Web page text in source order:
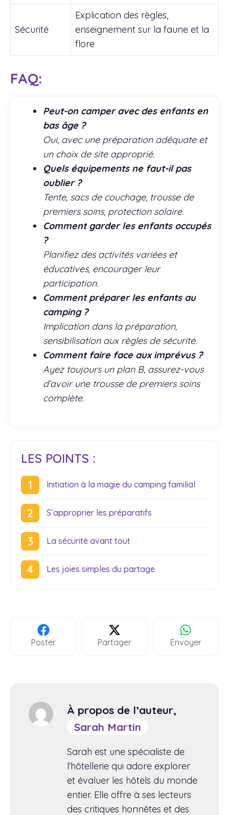
Sécurité
Explication des règles,
enseignement sur la faune et la
flore
FAQ:
Peut-on camper avec des enfants en
bas âge ?
Oui, avec une préparation adéquate et
un choix de site approprié.
Quels équipements ne faut-il pas
oublier ?
Tente, sacs de couchage, trousse de
premiers soins, protection solaire.
Comment garder les enfants occupés
?
Planifiez des activités variées et
éducatives, encourager leur
participation.
Comment préparer les enfants au
camping ?
Implication dans la préparation,
sensibilisation aux règles de sécurité.
Comment faire face aux imprévus ?
Ayez toujours un plan B, assurez-vous
d’avoir une trousse de premiers soins
complète.
LES POINTS :
Initiation à la magie du camping familial
S’approprier les préparatifs
La sécurité avant tout
Les joies simples du partage
Poster Partager Envoyer
À propos de l’auteur,
Sarah Martin
Sarah est une spécialiste de
l'hôtellerie qui adore explorer
et évaluer les hôtels du monde
entier. Elle offre à ses lecteurs
des critiques honnêtes et des